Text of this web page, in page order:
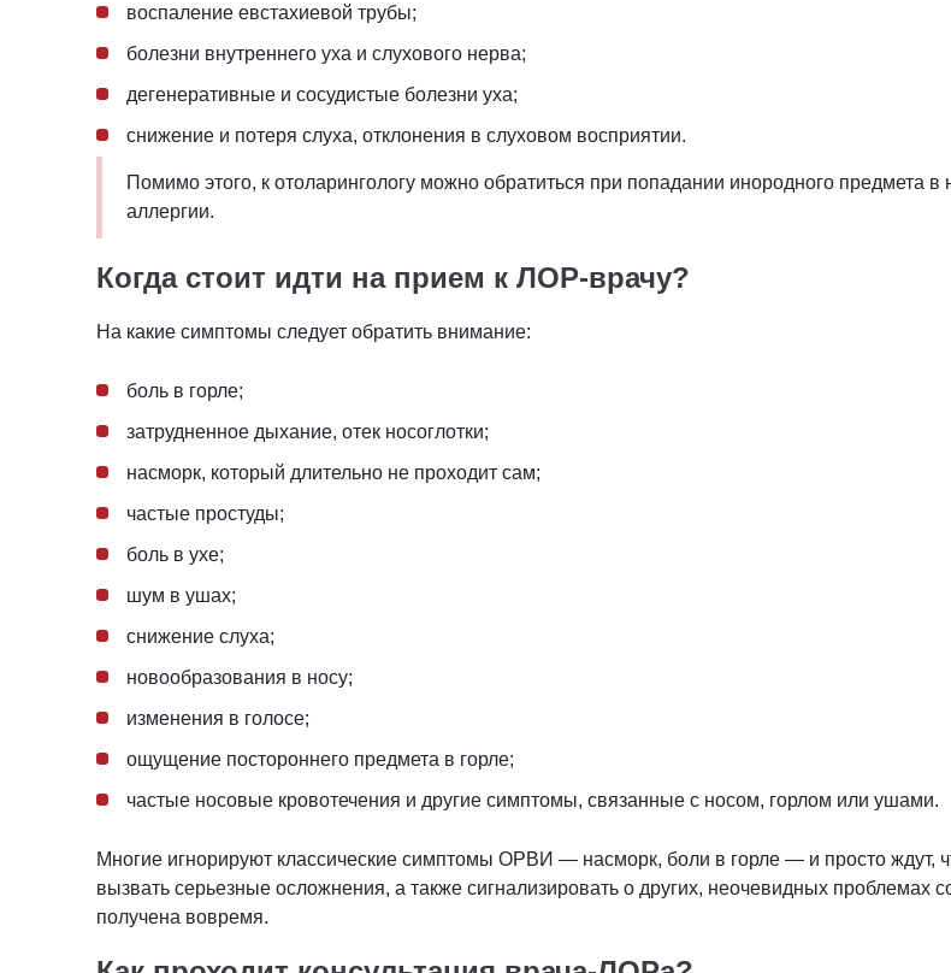
воспаление евстахиевой трубы;
болезни внутреннего уха и слухового нерва;
дегенеративные и сосудистые болезни уха;
снижение и потеря слуха, отклонения в слуховом восприятии.
Помимо этого, к отоларингологу можно обратиться при попадании инородного предмета
аллергии.
Когда стоит идти на прием к ЛОР-врачу?
На какие симптомы следует обратить внимание:
боль в горле;
затрудненное дыхание, отек носоглотки;
насморк, который длительно не проходит сам;
частые простуды;
боль в ухе;
шум в ушах;
снижение слуха;
новообразования в носу;
изменения в голосе;
ощущение постороннего предмета в горле;
частые носовые кровотечения и другие симптомы, связанные с носом, горлом или ушами.
Многие игнорируют классические симптомы ОРВИ ― насморк, боли в горле ― и просто ждут,
вызвать серьезные осложнения, а также сигнализировать о других, неочевидных
получена вовремя.